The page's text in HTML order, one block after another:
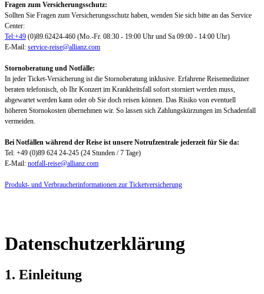
Fragen zum Versicherungsschutz:
Sollten Sie Fragen zum Versicherungsschutz haben, wenden Sie sich bitte an das Service
Center:
Tel:+49 (0)89.62424-460 (Mo.-Fr. 08:30 - 19:00 Uhr und Sa 09:00 - 14:00 Uhr)
E-Mail: service-reise@allianz.com
Stornoberatung und Notfälle:
In jeder Ticket-Versicherung ist die Stornoberatung inklusive. Erfahrene Reisemediziner
beraten telefonisch, ob Ihr Konzert im Krankheitsfall sofort storniert werden muss,
abgewartet werden kann oder ob Sie doch reisen können. Das Risiko von eventuell
höheren Stornokosten übernehmen wir. So lassen sich Zahlungskürzungen im Schadenfall
vermeiden.
Bei Notfällen während der Reise ist unsere Notrufzentrale jederzeit für Sie da:
Tel: +49 (0)89 624 24-245 (24 Stunden / 7 Tage)
E-Mail: notfall-reise@allianz.com
Produkt- und Verbraucherinformationen zur Ticketversicherung
Datenschutzerklärung
1. Einleitung